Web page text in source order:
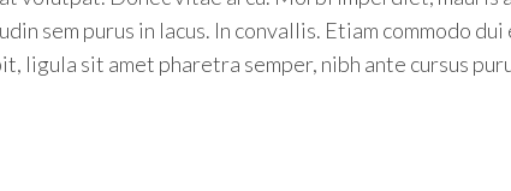
sem purus in lacus. In convallis. Etiam commodo
ligula sit amet pharetra semper, nibh ante cursus